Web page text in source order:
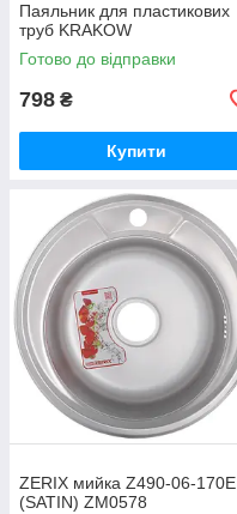
Паяльник для пластикових
труб KRAKOW
Готово до відправки
798 ₴
Купити
ZERIX мийка Z490-06-170E
(SATIN) ZM0578